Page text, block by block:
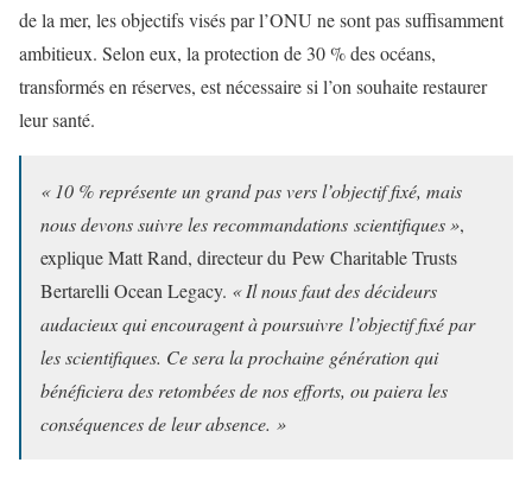
de la mer, les objectifs visés par l’ONU ne sont pas suffisamment
ambitieux. Selon eux, la protection de 30 % des océans,
transformés en réserves, est nécessaire si l’on souhaite restaurer
leur santé.
« 10 % représente un grand pas vers l’objectif fixé, mais
nous devons suivre les recommandations scientifiques »,
explique Matt Rand, directeur du Pew Charitable Trusts
Bertarelli Ocean Legacy. « Il nous faut des décideurs
audacieux qui encouragent à poursuivre l’objectif fixé par
les scientifiques. Ce sera la prochaine génération qui
bénéficiera des retombées de nos efforts, ou paiera les
conséquences de leur absence. »